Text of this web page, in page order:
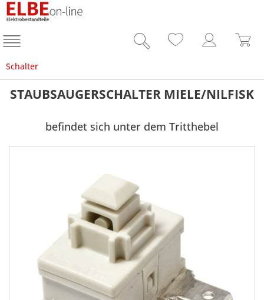
Schalter
STAUBSAUGERSCHALTER MIELE/NILFISK
befindet sich unter dem Tritthebel